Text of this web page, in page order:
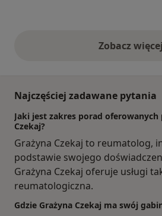
Zobacz więcej
Najczęściej zadawane pytania
Jaki jest zakres porad oferowanych
Czekaj?
Grażyna Czekaj to reumatolog,
podstawie swojego
Grażyna Czekaj oferuje usługi
reumatologiczna.
Gdzie Grażyna Czekaj ma swój